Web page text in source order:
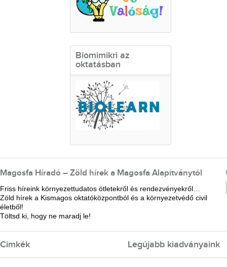
Biomimikri az
oktatásban
Magosfa Híradó – Zöld hírek a Magosfa Alapítványtól
Friss híreink környezettudatos ötletekről és rendezvényekről…
Zöld hírek a Kismagos oktatóközpontból és a környezetvédő civil
életből!
Töltsd ki, hogy ne maradj le!
Címkék Legújabb kiadványaink